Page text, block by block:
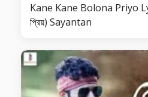
Kane Kane Bolona Priyo
প্রিয়) Sayantan